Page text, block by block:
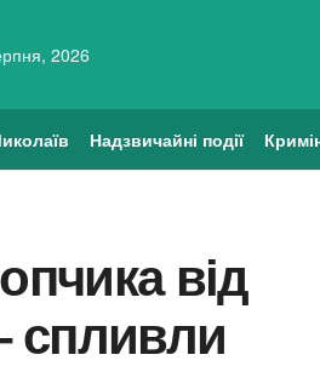
2026
Надзвичайні події
від
спливли